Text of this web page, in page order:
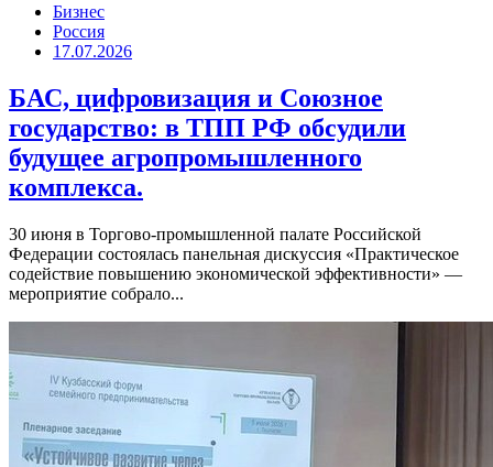
Бизнес
Россия
17.07.2026
БАС, цифровизация и Союзное
государство: в ТПП РФ обсудили
будущее агропромышленного
комплекса.
30 июня в Торгово-промышленной палате Российской
Федерации состоялась панельная дискуссия «Практическое
содействие повышению экономической эффективности» —
мероприятие собрало...